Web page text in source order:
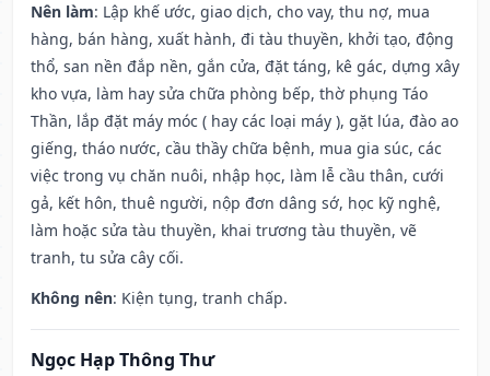
Nên làm: Lập khế ước, giao dịch, cho vay, thu nợ, mua
hàng, bán hàng, xuất hành, đi tàu thuyền, khởi tạo, động
thổ, san nền đắp nền, gắn cửa, đặt táng, kê gác, dựng xây
kho vựa, làm hay sửa chữa phòng bếp, thờ phụng Táo
Thần, lắp đặt máy móc ( hay các loại máy ), gặt lúa, đào ao
giếng, tháo nước, cầu thầy chữa bệnh, mua gia súc, các
việc trong vụ chăn nuôi, nhập học, làm lễ cầu thân, cưới
gả, kết hôn, thuê người, nộp đơn dâng sớ, học kỹ nghệ,
làm hoặc sửa tàu thuyền, khai trương tàu thuyền, vẽ
tranh, tu sửa cây cối.
Không nên: Kiện tụng, tranh chấp.
Ngọc Hạp Thông Thư